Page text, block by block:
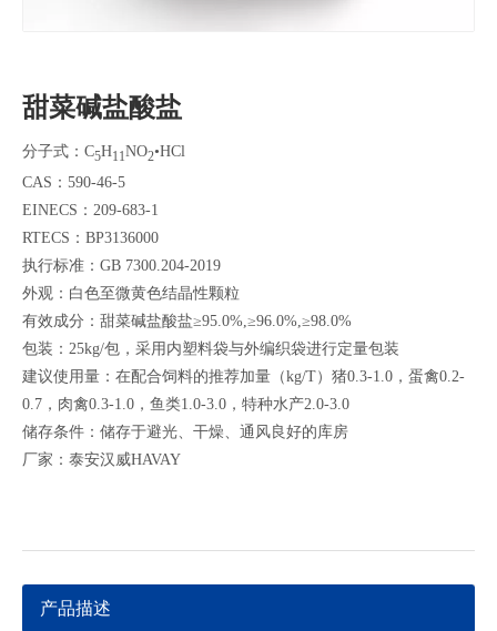
甜菜碱盐酸盐
分子式：C5H11NO2•HCl
CAS：590-46-5
EINECS：209-683-1
RTECS：BP3136000
执行标准：GB 7300.204-2019
外观：白色至微黄色结晶性颗粒
有效成分：甜菜碱盐酸盐≥95.0%,≥96.0%,≥98.0%
包装：25kg/包，采用内塑料袋与外编织袋进行定量包装
建议使用量：在配合饲料的推荐加量（kg/T）猪0.3-1.0，蛋禽0.2-
0.7，肉禽0.3-1.0，鱼类1.0-3.0，特种水产2.0-3.0
储存条件：储存于避光、干燥、通风良好的库房
厂家：泰安汉威HAVAY
产品描述